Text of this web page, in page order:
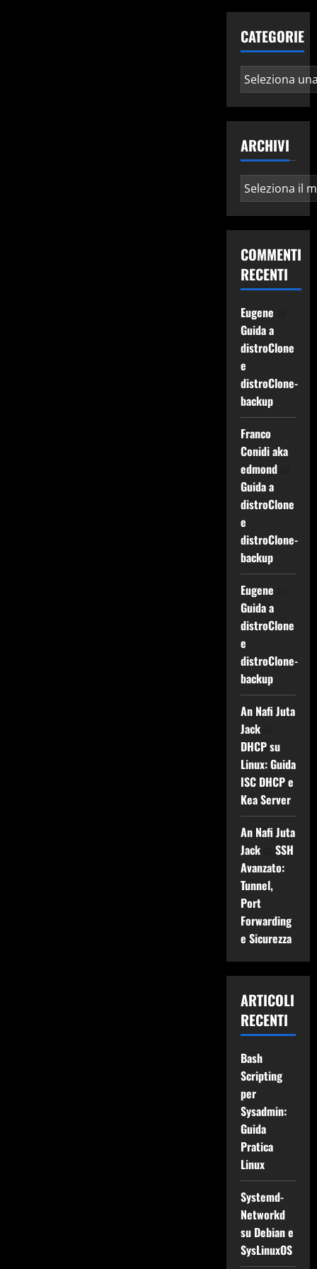
CATEGORIE
Categorie
ARCHIVI
Archivi
COMMENTI
RECENTI
Eugene
Guida a
distroClone
e
distroClone-
backup
Franco
Conidi aka
edmondsu
Guida a
distroClone
e
distroClone-
backup
Eugene
Guida a
distroClone
e
distroClone-
backup
An Nafi Juta
Jacksu
DHCP su
Linux: Guida
ISC DHCP e
Kea Server
An Nafi Juta
Jacksu SSH
Avanzato:
Tunnel,
Port
Forwarding
e Sicurezza
ARTICOLI
RECENTI
Bash
Scripting
per
Sysadmin:
Guida
Pratica
Linux
Systemd-
Networkd
su Debian e
SysLinuxOS